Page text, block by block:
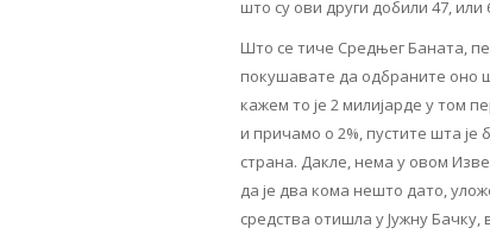
што су ови други добили 47,
Што се тиче Средњег Баната,
покушавате да одбраните оно
кажем то је 2 милијарде у том
и причамо о 2%, пустите шта је
страна. Дакле, нема у овом
да је два кома нешто дато,
средства отишла у Јужну